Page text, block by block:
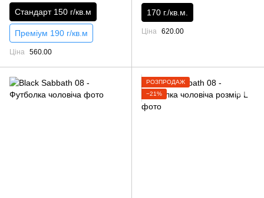
Стандарт 150 г/кв.м
Преміум 190 г/кв.м
Ціна 560.00
170 г./кв.м.
Ціна 620.00
РОЗПРОДАЖ
−21%